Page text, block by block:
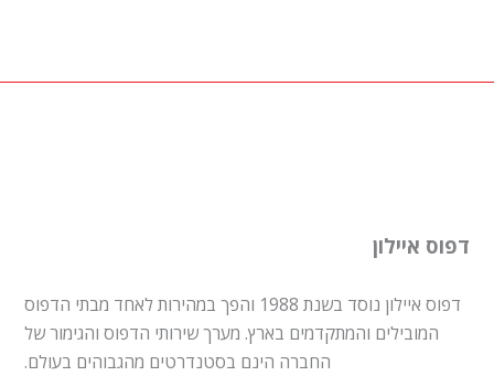
דפוס איילון
דפוס איילון נוסד בשנת 1988 והפך במהירות לאחד מבתי הדפוס
המובילים והמתקדמים בארץ. מערך שירותי הדפוס והגימור של
החברה הינם בסטנדרטים מהגבוהים בעולם.